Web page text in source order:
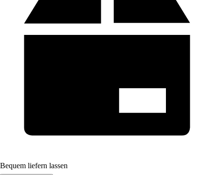
Bequem liefern lassen